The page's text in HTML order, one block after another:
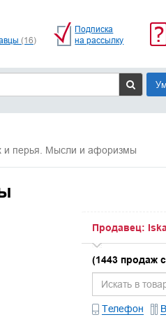
(16)
Подписка
на рассылку
и перья. Мысли и афоризмы
Продавец:
(1443 продаж с
Телефон